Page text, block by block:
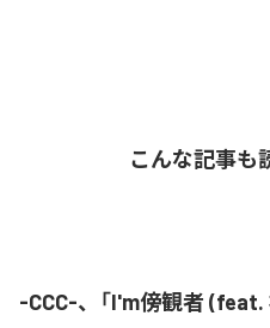
こんな記事も
-CCC-、「I'm傍観者